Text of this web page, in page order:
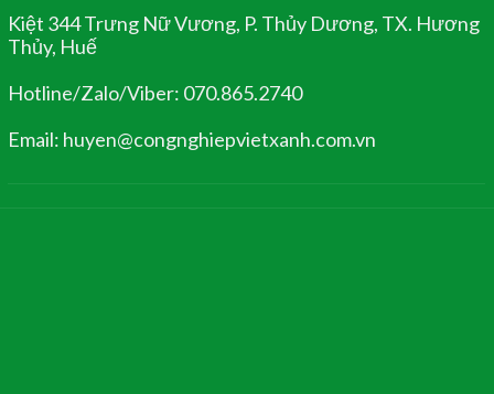
Kiệt 344 Trưng Nữ Vương, P. Thủy Dương, TX. Hương
Thủy, Huế
Hotline/Zalo/Viber: 070.865.2740
Email: huyen@congnghiepvietxanh.com.vn